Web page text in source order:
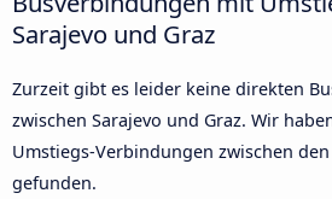
Sarajevo und Graz
Zurzeit gibt es leider keine direkten
zwischen Sarajevo und Graz. Wir
Umstiegs-Verbindungen zwischen
gefunden.